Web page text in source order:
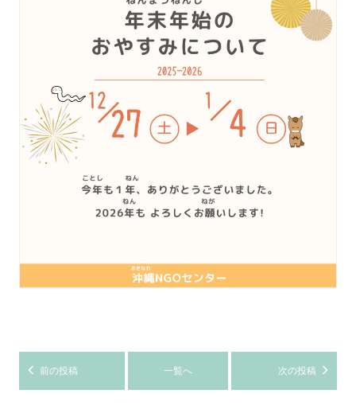
前の投稿 一覧へ 次の投稿